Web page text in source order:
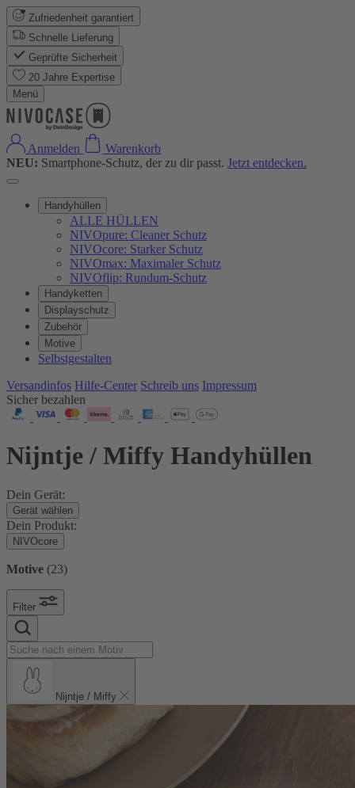
Zufriedenheit garantiert
Schnelle Lieferung
Geprüfte Sicherheit
20 Jahre Expertise
Menü
Anmelden
Warenkorb
NEU: Smartphone-Schutz, der zu dir passt. Jetzt entdecken.
Handyhüllen
ALLE HÜLLEN
NIVOpure: Cleaner Schutz
NIVOcore: Starker Schutz
NIVOmax: Maximaler Schutz
NIVOflip: Rundum-Schutz
Handyketten
Displayschutz
Zubehör
Motive
Selbstgestalten
Versandinfos Hilfe-Center Schreib uns Impressum
Sicher bezahlen
Nijntje / Miffy Handyhüllen
Dein Gerät:
Gerät wählen
Dein Produkt:
NIVOcore
Motive (23)
Filter
Nijntje / Miffy